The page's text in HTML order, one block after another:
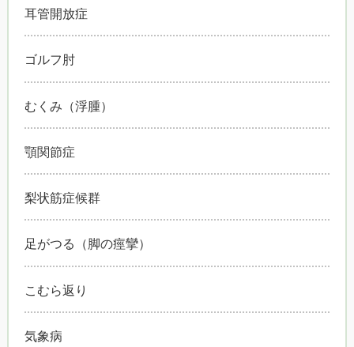
耳管開放症
ゴルフ肘
むくみ（浮腫）
顎関節症
梨状筋症候群
足がつる（脚の痙攣）
こむら返り
気象病